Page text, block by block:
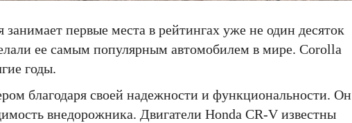
занимает первые места в рейтингах уже не один десяток
ее самым популярным автомобилем в мире. Corolla
годы.
благодаря своей надежности и функциональности. Он
внедорожника. Двигатели Honda CR-V известны